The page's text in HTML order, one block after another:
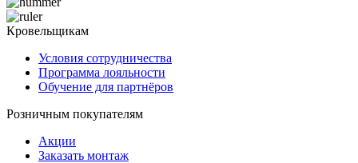
Кровельщикам
Условия сотрудничества
Программа лояльности
Обучение для партнёров
Розничным покупателям
Акции
Заказать монтаж